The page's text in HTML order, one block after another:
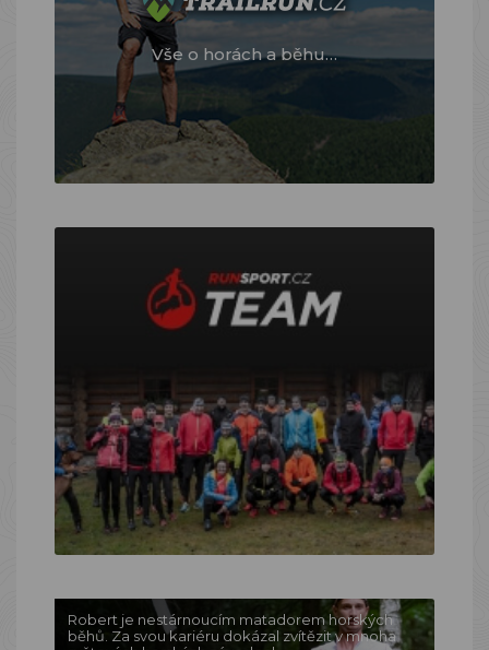
Vše o horách a běhu…
Robert je nestárnoucím matadorem horských
běhů. Za svou kariéru dokázal zvítězit v mnoha